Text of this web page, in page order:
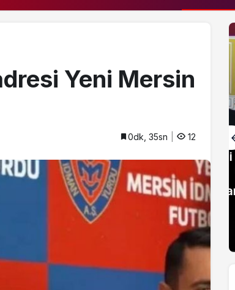
Yeni Mersin
0dk, 35sn 12
İstifa eden Mersin vekili
Çakır’dan açıklama:
“Yörük çocuğu, suçlanan
adamların önüne gelip
ifade vermez”